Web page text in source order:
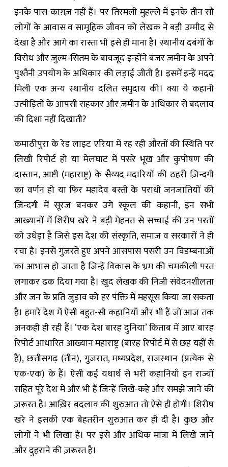
इनके पास काग़ज़ नहीं हैं। पर तिरमली मुहल्ले में इनके तीन सौ
लोगों के आवास व सामूहिक जीवन को लेखक ने बड़ी उम्मीद से
देखा है और आगे का रास्ता भी इसे ही माना है। स्थानीय दबंगों के
विरोध और ज़ुल्म-सितम के बावजूद इन्होंने बंजर ज़मीन के अपने
पुश्तैनी उपयोग के अधिकार की लड़ाई जीती है। इसमें इन्हें मदद
मिली एक अन्य स्थानीय दलित समुदाय की। क्या ये कहानी
उत्पीड़ितों के आपसी सहकार और ज़मीन के अधिकार से बदलाव
की दिशा नहीं दिखाती?
कमाठीपुरा के रेड लाइट एरिया में रह रही औरतों की स्थिति पर
लिखी रिपोर्ट हो या मेलघाट में पसरे भूख और कुपोषण की
दास्तान, आष्टी (महाराष्ट्र) के सैय्यद मदारियों की ठहरी ज़िन्दगी
का वर्णन हो या फिर महादेव बस्ती के पराधी जनजातियों की
ज़िन्दगी में सूरज बनकर उगे स्कूल की कहानी, इन सभी
आख्यानों में शिरीष खरे ने बड़ी मेहनत से सच्चाई की उन परतों
को उधेड़ा है जिसे इस देश की संस्कृति, समाज व सरकारों ने ही
रचा है। इनसे गुज़रते हुए अपने आसपास पसरी उन विडम्बनाओं
का आभास हो जाता है जिन्हें विकास के भ्रम की चमकीली परत
लगाकर ढक दिया गया है। ख़ुद लेखक की निजी संवेदनशीलता
और जन के प्रति जुड़ाव को हर पंक्ति में महसूस किया जा सकता
है। हमारे देश में ऐसी बहुत-सी कहानियाँ और भी हैं जो आज तक
अनकही ही रही हैं। ‘एक देश बारह दुनिया’ किताब में आए बारह
रिपोर्ट आधारित आख्यान महाराष्ट्र (बारह रिपोर्ट में से छह यहीं से
हैं), छत्तीसगढ़ (तीन), गुजरात, मध्यप्रदेश, राजस्थान (प्रत्येक से
एक-एक) के हैं। ऐसी कई यथार्थ से भरी कहानियाँ इन राज्यों
सहित पूरे देश में और भी हैं जिन्हें लिखे-कहे और समझे जाने की
ज़रूरत है। आख़िर बदलाव की शुरुआत तो ऐसे ही होगी। शिरीष
खरे ने इसकी एक बेहतरीन शुरुआत कर ही दी है। कुछ और
लोगों ने भी लिखा है। पर इसे और अधिक मात्रा में लिखे जाने
और दुहराने की ज़रूरत है।